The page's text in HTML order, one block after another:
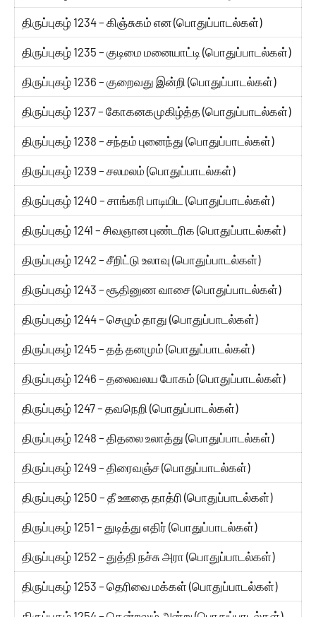
திருப்புகழ் 1234 – கிஞ்சுகம் என (பொதுப்பாடல்கள்)
திருப்புகழ் 1235 – குடிமை மனையாட்டி (பொதுப்பாடல்கள்)
திருப்புகழ் 1236 – குறைவது இன்றி (பொதுப்பாடல்கள்)
திருப்புகழ் 1237 – கோகனகமுகிழ்த்த (பொதுப்பாடல்கள்)
திருப்புகழ் 1238 – சந்தம் புனைந்து (பொதுப்பாடல்கள்)
திருப்புகழ் 1239 – சலமலம் (பொதுப்பாடல்கள்)
திருப்புகழ் 1240 – சாங்கரி பாடியிட (பொதுப்பாடல்கள்)
திருப்புகழ் 1241 – சிவஞான புண்டரிக (பொதுப்பாடல்கள்)
திருப்புகழ் 1242 – சீறிட்டு உலாவு (பொதுப்பாடல்கள்)
திருப்புகழ் 1243 – சூதினுண வாசை (பொதுப்பாடல்கள்)
திருப்புகழ் 1244 – செழும் தாது (பொதுப்பாடல்கள்)
திருப்புகழ் 1245 – தத் தனமும் (பொதுப்பாடல்கள்)
திருப்புகழ் 1246 – தலைவலய போகம் (பொதுப்பாடல்கள்)
திருப்புகழ் 1247 – தவநெறி (பொதுப்பாடல்கள்)
திருப்புகழ் 1248 – திதலை உலாத்து (பொதுப்பாடல்கள்)
திருப்புகழ் 1249 – திரைவஞ்ச (பொதுப்பாடல்கள்)
திருப்புகழ் 1250 – தீ ஊதை தாத்ரி (பொதுப்பாடல்கள்)
திருப்புகழ் 1251 – துடித்து எதிர் (பொதுப்பாடல்கள்)
திருப்புகழ் 1252 – துத்தி நச்சு அரா (பொதுப்பாடல்கள்)
திருப்புகழ் 1253 – தெரிவை மக்கள் (பொதுப்பாடல்கள்)